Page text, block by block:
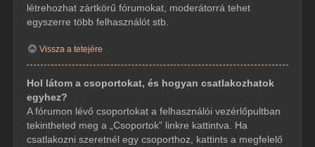
létrehozhat zártkörű fórumokat, moderátorrá tehet
egyszerre több felhasználót stb.
Vissza a tetejére
Hol látom a csoportokat, és hogyan csatlakozhatok
egyhez?
A fórumon lévő csoportokat a felhasználói vezérlőpultban
tekintheted meg a „Csoportok” linkre kattintva. Ha
csatlakozni szeretnél egy csoporthoz, kattints a megfelelő